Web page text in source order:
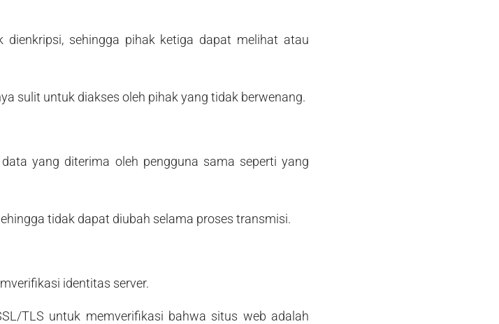
dienkripsi, sehingga pihak ketiga dapat melihat atau
sulit untuk diakses oleh pihak yang tidak berwenang.
yang diterima oleh pengguna sama seperti yang
tidak dapat diubah selama proses transmisi.
identitas server.
TLS untuk memverifikasi bahwa situs web adalah